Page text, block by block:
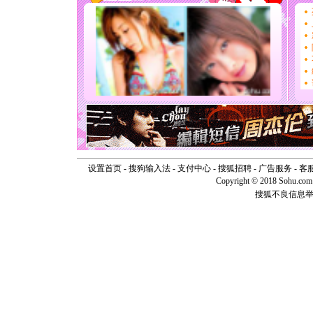
[春节]传
片叶子
送你一
[圣诞节]
你太多
要平安
[圣诞节]
能正大
天都要快
[圣诞节]
如意,快
[元旦]看
断电。爱
你是我专
[元旦] 如
起；二是
离。水晶
设置首页- 搜狗输入法- 支付中心- 搜狐招聘- 广告服务- 客
Copyright © 2018
搜狐不良信息